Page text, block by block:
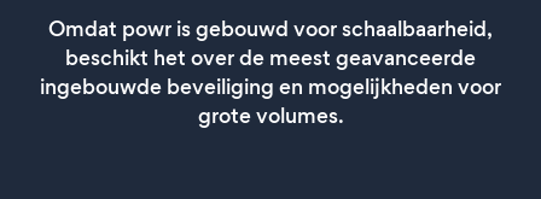
Omdat powr is gebouwd voor schaalbaarheid,
beschikt het over de meest geavanceerde
ingebouwde beveiliging en mogelijkheden voor
grote volumes.